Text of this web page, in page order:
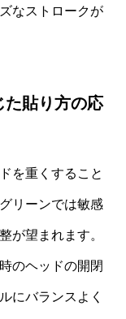
なストロークが
た貼り方の応
を重くすること
リーンでは敏感
が望まれます。
のヘッドの開閉
にバランスよく